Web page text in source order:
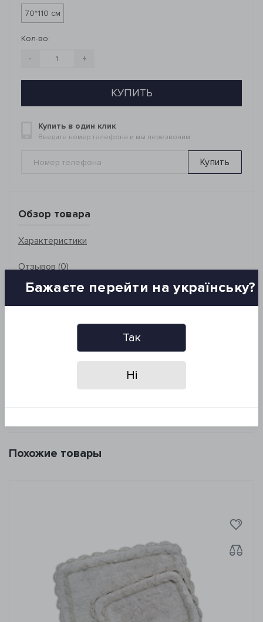
70*110 см
Кол-во:
- +
КУПИТЬ
Купить в один клик
Введите номер телефона и мы перезвоним
Купить
Обзор товара
Характеристики
Отзывов (0)
Размер и комплектация:
Основа: хлопковая
Похожие товары
Бажаєте перейти на українську?
Так
Ні